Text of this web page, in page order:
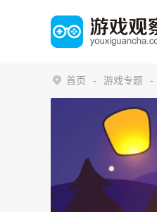
首页 游戏专题